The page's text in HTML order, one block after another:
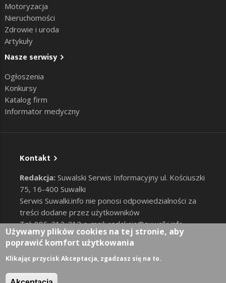
Motoryzacja
Nieruchomości
Zdrowie i uroda
Artykuły
Nasze serwisy
Ogłoszenia
Konkursy
Katalog firm
Informator medyczny
Kontakt
Redakcja: Suwalski Serwis Informacyjny ul. Kościuszki
75, 16-400 Suwałki
Serwis Suwalki.info nie ponosi odpowiedzialności za
treści dodane przez użytkowników
Tel: 885-212-212 e-mail:redakcja@suwalki.info,
reklama@suwalki.info
RODO |Cookies
User account menu
Zaloguj
Używamy plików cookies na tej stronie, aby
poprawić komfort użytkowania
Klikając przycisk Akceptacja, zgadzasz się na to.